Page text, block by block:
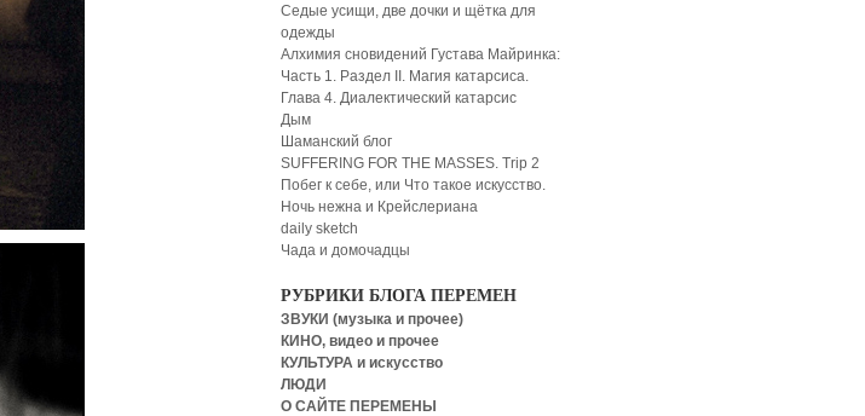
Седые усищи, две дочки и щётка для
одежды
Алхимия сновидений Густава Майринка:
Часть 1. Раздел II. Магия катарсиса.
Глава 4. Диалектический катарсис
Дым
Шаманский блог
SUFFERING FOR THE MASSES. Trip 2
Побег к себе, или Что такое искусство.
Ночь нежна и Крейслериана
daily sketch
Чада и домочадцы
РУБРИКИ БЛОГА ПЕРЕМЕН
ЗВУКИ (музыка и прочее)
КИНО, видео и прочее
КУЛЬТУРА и искусство
ЛЮДИ
О САЙТЕ ПЕРЕМЕНЫ